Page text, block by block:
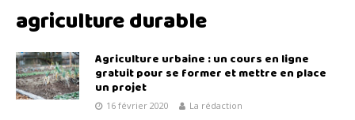
agriculture durable
Agriculture urbaine : un cours en ligne
gratuit pour se former et mettre en place
un projet
16 février 2020 La rédaction